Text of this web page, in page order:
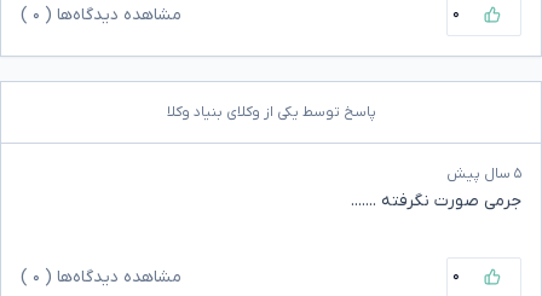
۰ مشاهده دیدگاه‌ها ( ۰
پاسخ توسط یکی از وکلای بنیاد وکلا
۵ سال پیش
جرمی صورت نگرفته .......
۰ مشاهده دیدگاه‌ها ( ۰